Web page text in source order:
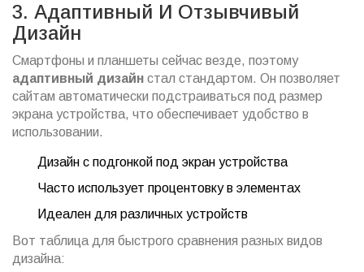
3. Адаптивный И Отзывчивый
Дизайн
Смартфоны и планшеты сейчас везде, поэтому
адаптивный дизайн стал стандартом. Он позволяет
сайтам автоматически подстраиваться под размер
экрана устройства, что обеспечивает удобство в
использовании.
Дизайн с подгонкой под экран устройства
Часто использует процентовку в элементах
Идеален для различных устройств
Вот таблица для быстрого сравнения разных видов
дизайна: